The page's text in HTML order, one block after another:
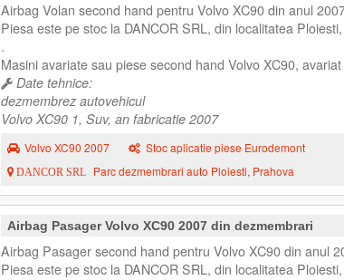
Airbag Volan second hand pentru Volvo XC90 din anul
Piesa este pe stoc la DANCOR SRL, din localitatea
.
Masini avariate sau piese second hand Volvo XC90,
Date tehnice:
dezmembrez autovehicul
Volvo XC90 1, Suv, an fabricatie 2007
Volvo XC90 2007 Stoc aplicatie piese Eurodemont
DANCOR SRL Parc dezmembrari auto Ploiesti, Prahova
Airbag Pasager Volvo XC90 2007 din dezmembrari
Airbag Pasager second hand pentru Volvo XC90 din anul
Piesa este pe stoc la DANCOR SRL, din localitatea